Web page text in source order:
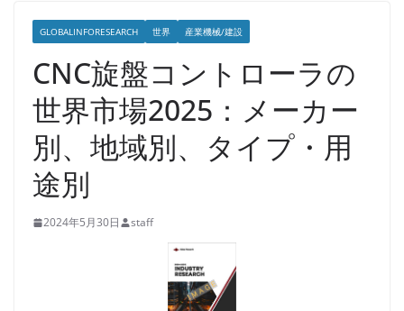
GLOBALINFORESEARCH 世界 産業機械/建設
CNC旋盤コントローラの
世界市場2025：メーカー
別、地域別、タイプ・用
途別
2024年5月30日 staff